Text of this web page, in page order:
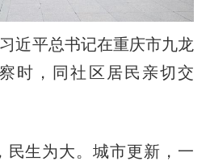
近平总书记在重庆市九龙
时，同社区居民亲切交
生为大。城市更新，一